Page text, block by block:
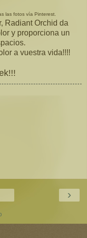
las fotos vía Pinterest.
Radiant Orchid da
y proporciona un
a vuestra vida!!!!
›